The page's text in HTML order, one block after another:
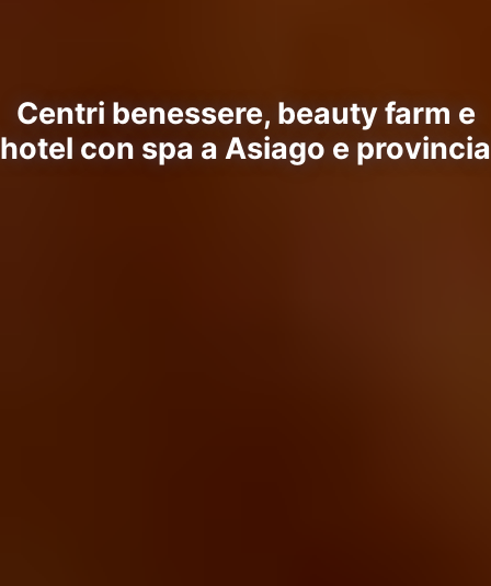
Centri benessere, beauty farm e
hotel con spa a Asiago e provincia